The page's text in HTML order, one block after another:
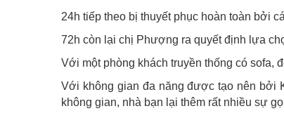
24h tiếp theo bị thuyết phục hoàn toàn bởi
72h còn lại chị Phượng ra quyết định lựa
Với một phòng khách truyền thống có sofa,
Với không gian đa năng được tạo nên bởi
không gian, nhà bạn lại thêm rất nhiều sự